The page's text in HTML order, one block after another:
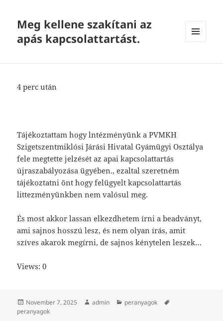
Meg kellene szakítani az
apás kapcsolattartást.
4 perc után
Tájékoztattam hogy lntézményünk a PVMKH
Szigetszentmiklósi Járási Hivatal Gyámügyi Osztálya
fele megtette jelzését az apai kapcsolattartás
újraszabályozása ügyében., ezaltal szeretném
tájékoztatni önt hogy felügyelt kapcsolattartás
littezményünkben nem valósul meg.
És most akkor lassan elkezdhetem írni a beadványt,
ami sajnos hosszú lesz, és nem olyan írás, amit
szíves akarok megírni, de sajnos kénytelen leszek…
Views: 0
Posted
on
November 7, 2025 Author
admin Categories
peranyagok
peranyagok